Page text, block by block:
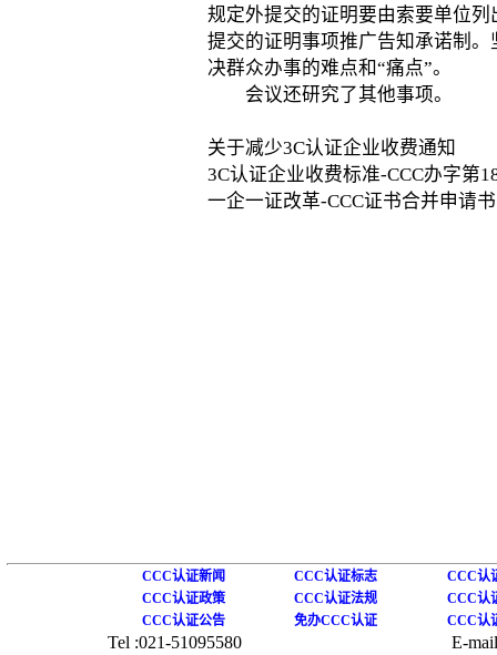
规定外提交的证明要由索要单位
提交的证明事项推广告知承诺制
决群众办事的难点和“痛点”。
会议还研究了其他事项。
关于减少3C认证企业收费通知
3C认证企业收费标准-CCC办字第
一企一证改革-CCC证书合并申请书
CCC认证新闻
CCC认证政策
CCC认证公告
CCC认证标志
CCC认证法规
免办CCC认证
CCC认
CCC认
CCC认
Tel :021-51095580 E-